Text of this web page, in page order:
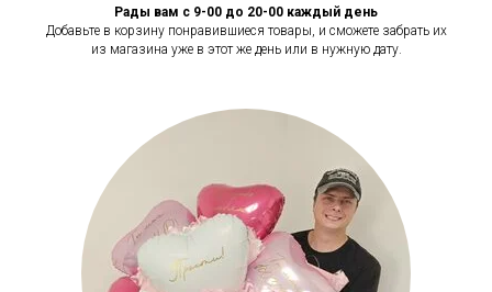
Рады вам с 9-00 до 20-00 каждый день
Добавьте в корзину понравившиеся товары, и сможете забрать их
из магазина уже в этот же день или в нужную дату.